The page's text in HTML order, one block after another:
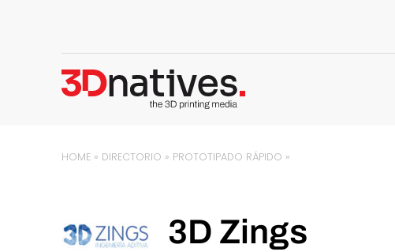
HOME » DIRECTORIO » PROTOTIPADO RÁPIDO »
3D Zings